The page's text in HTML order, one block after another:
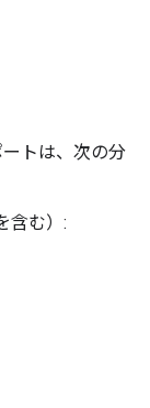
トは、次の分
含む）: